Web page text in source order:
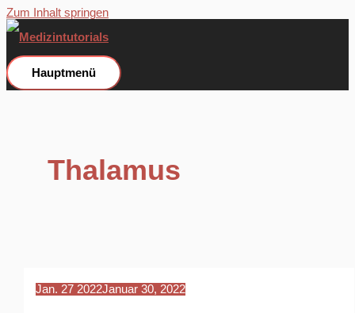
Zum Inhalt springen
Hauptmenü
Thalamus
Jan. 27 2022Januar 30, 2022